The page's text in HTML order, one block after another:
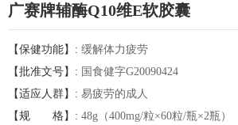
广赛牌辅酶Q10维E软胶囊
【保健功能】: 缓解体力疲劳
【批准文号】: 国食健字G20090424
【适应人群】: 易疲劳的成人
【规
格】: 48g（400mg/粒×60粒/瓶×2瓶）